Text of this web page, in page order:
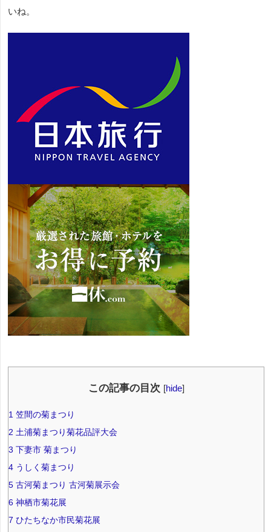
いね。
この記事の目次 [hide]
1 笠間の菊まつり
2 土浦菊まつり菊花品評大会
3 下妻市 菊まつり
4 うしく菊まつり
5 古河菊まつり 古河菊展示会
6 神栖市菊花展
7 ひたちなか市民菊花展